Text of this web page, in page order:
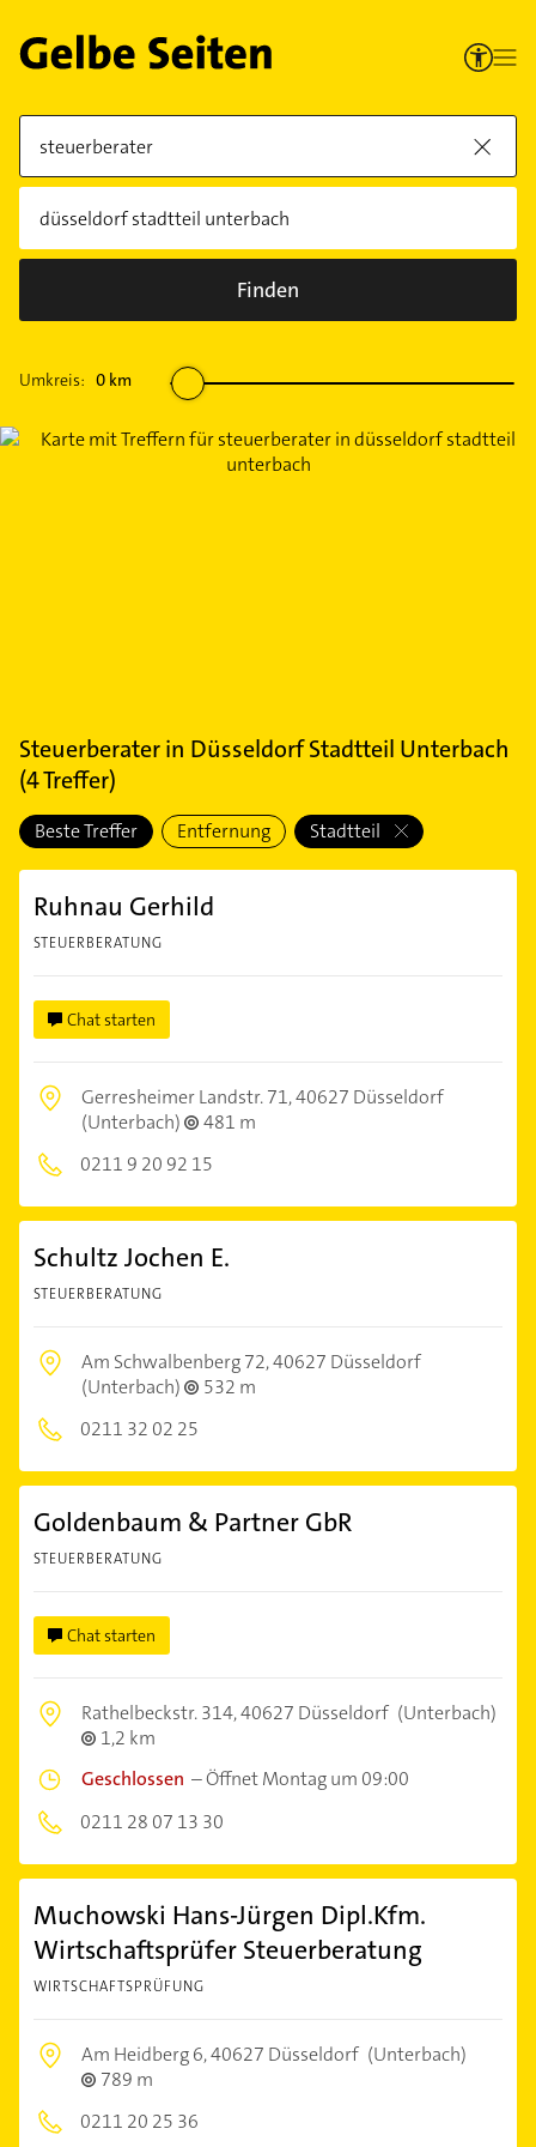
Finden
Umkreis: 0 km
Steuerberaterin Düsseldorf Stadtteil Unterbach
(4Treffer)
Beste Treffer Entfernung Stadtteil
Ruhnau Gerhild
STEUERBERATUNG
Chat starten
Gerresheimer Landstr. 71,40627 Düsseldorf
(Unterbach)
481 m
0211 9 20 92 15
Schultz Jochen E.
STEUERBERATUNG
Am Schwalbenberg 72,40627 Düsseldorf
(Unterbach)
532 m
0211 32 02 25
Goldenbaum & Partner GbR
STEUERBERATUNG
Chat starten
Rathelbeckstr. 314,40627 Düsseldorf (Unterbach)
1,2 km
Geschlossen –Öffnet Montag um 09:00
0211 28 07 13 30
Muchowski Hans-Jürgen Dipl.Kfm.
Wirtschaftsprüfer Steuerberatung
WIRTSCHAFTSPRÜFUNG
Am Heidberg 6,40627 Düsseldorf (Unterbach)
789 m
0211 20 25 36